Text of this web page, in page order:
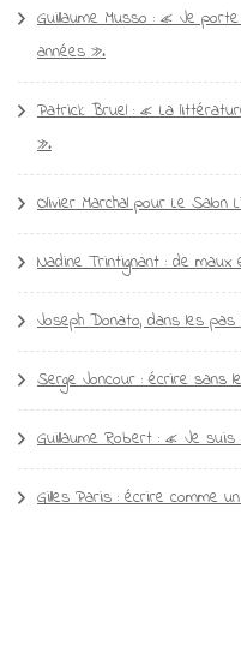
Guillaume Musso : « Je
années ».
Patrick Bruel : « La
».
Olivier Marchal pour Le Salon
Nadine Trintignant : de
Joseph Donato, dans les
Serge Joncour : écrire sans
Guillaume Robert : « Je
Gilles Paris : écrire comme